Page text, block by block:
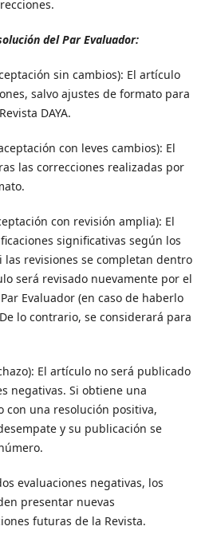
del Par Evaluador:
sin cambios): El artículo
salvo ajustes de formato para
DAYA.
con leves cambios): El
las correcciones realizadas por
con revisión amplia): El
significativas según los
las revisiones se completan dentro
será revisado nuevamente por el
Evaluador (en caso de haberlo
lo contrario, se considerará para
El artículo no será publicado
negativas. Si obtiene una
con una resolución positiva,
y su publicación se
evaluaciones negativas, los
presentar nuevas
futuras de la Revista.